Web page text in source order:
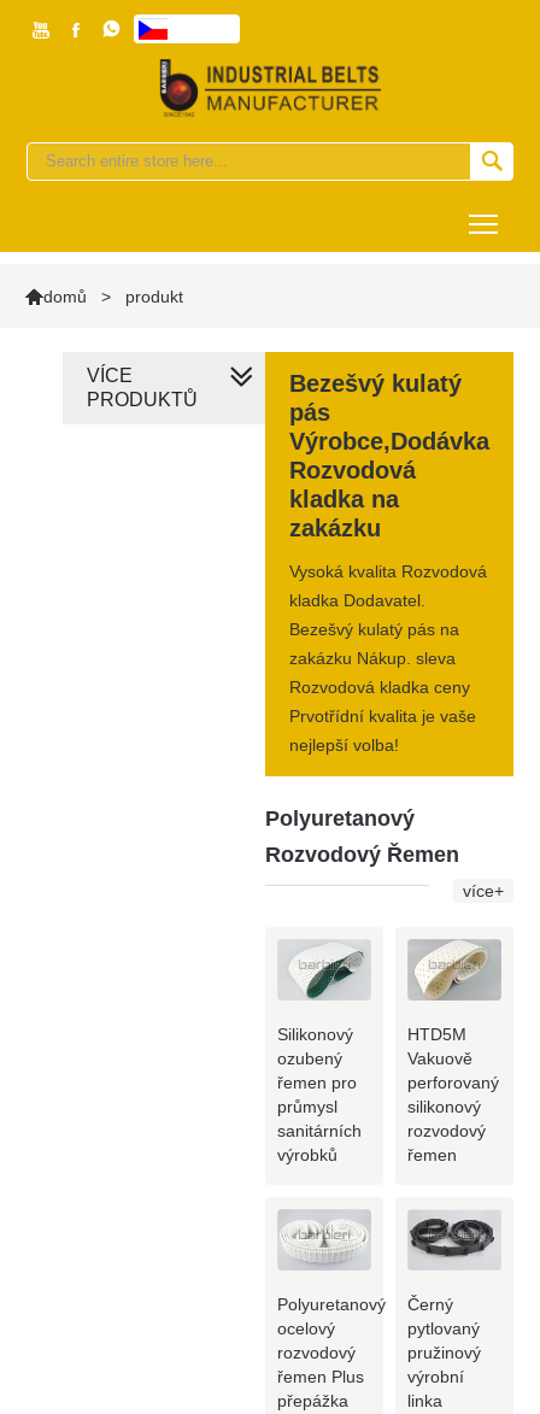
  

domů > produkt
Bezešvý kulatý
pás
Výrobce,Dodávka
Rozvodová
kladka na
zakázku
Vysoká kvalita Rozvodová
kladka Dodavatel.
Bezešvý kulatý pás na
zakázku Nákup. sleva
Rozvodová kladka ceny
Prvotřídní kvalita je vaše
nejlepší volba!
Polyuretanový
Rozvodový Řemen
více+
Silikonový
ozubený
řemen pro
průmysl
sanitárních
výrobků
HTD5M
Vakuově
perforovaný
silikonový
rozvodový
řemen
Polyuretanový
ocelový
rozvodový
řemen Plus
přepážka
Černý
pytlovaný
pružinový
výrobní
linka
VÍCE
PRODUKTŮ